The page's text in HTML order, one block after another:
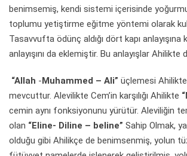
benimsemiş, kendi sistemi içerisinde
toplumu yetiştirme eğitme yöntemi olarak
Tasavvufta ödünç aldığı dört kapı anlayışına
anlayışını da eklemiştir. Bu anlayışlar Ahilikte
“Allah -Muhammed – Ali” üçlemesi
mevcuttur. Alevilikte Cem’in karşılığı Ahilikte
cemin aynı fonksiyonunu yürütür. Aleviliğin
olan “Eline- Diline – beline” Sahip Olmak,
olduğu gibi Ahilikçe de benimsenmiş, yolun